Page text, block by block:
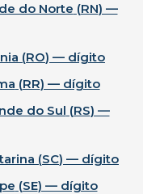
do Norte (RN) —
(RO) — dígito
(RR) — dígito
do Sul (RS) —
(SC) — dígito
(SE) — dígito